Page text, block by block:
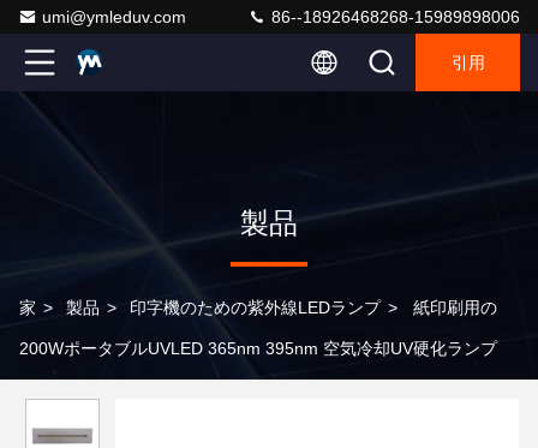
umi@ymleduv.com 86--18926468268-15989898006
引用
製品
家 > 製品 > 印字機のための紫外線LEDランプ > 紙印刷用の
200WポータブルUVLED 365nm 395nm 空気冷却UV硬化ランプ